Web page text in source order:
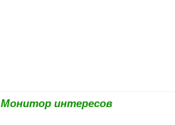
Монитор интересов